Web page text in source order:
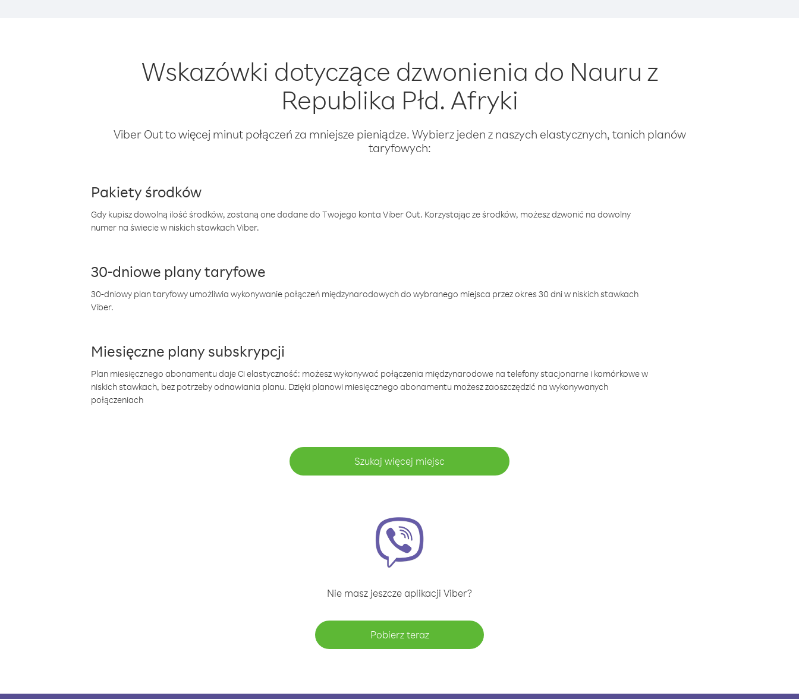
Wskazówki dotyczące dzwonienia do Nauru z
Republika Płd. Afryki
Viber Out to więcej minut połączeń za mniejsze pieniądze. Wybierz jeden z naszych elastycznych, tanich planów
taryfowych:
Pakiety środków
Gdy kupisz dowolną ilość środków, zostaną one dodane do Twojego konta Viber Out. Korzystając ze środków, możesz dzwonić na dowolny
numer na świecie w niskich stawkach Viber.
30-dniowe plany taryfowe
30-dniowy plan taryfowy umożliwia wykonywanie połączeń międzynarodowych do wybranego miejsca przez okres 30 dni w niskich stawkach
Viber.
Miesięczne plany subskrypcji
Plan miesięcznego abonamentu daje Ci elastyczność: możesz wykonywać połączenia międzynarodowe na telefony stacjonarne i komórkowe w
niskich stawkach, bez potrzeby odnawiania planu. Dzięki planowi miesięcznego abonamentu możesz zaoszczędzić na wykonywanych
połączeniach
Szukaj więcej miejsc
Nie masz jeszcze aplikacji Viber?
Pobierz teraz